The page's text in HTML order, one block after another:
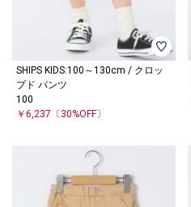
SHIPS KIDS:100～130cm / クロッ
プド パンツ
100
￥6,237 〔30%OFF〕